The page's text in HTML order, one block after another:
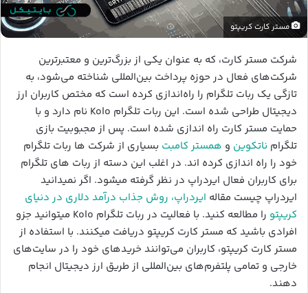
مستر کارت کریپتو
شرکت مستر کارت، که به عنوان یکی از بزرگ‌ترین و معتبرترین
شرکت‌های فعال در حوزه پرداخت بین‌المللی شناخته می‌شود، به
تازگی یک ربات تلگرام را راه‌اندازی کرده است که مختص کاربران ارز
دیجیتال طراحی شده است. این ربات تلگرام Kolo نام دارد و با
حمایت مستر کارت راه اندازی شده است. پس از مجبوبیت بازی
تلگرام ناتکوین و همستر کامبت بسیاری از شرکت ها ربات تلگرام
خود را راه اندازی کرده اند. در اغلب این دسته از ربات های تلگرام
برای کاربران فعال ایردراپ در نظر گرفته میشود. اگر نمیدانید
ایردراپ چیست مقاله ایردراپ، روش جذاب درآمد دلاری در دنیای
کریپتو
را مطالعه کنید. با فعالیت در ربات تلگرام Kolo میتوانید جزو
افرادی باشید که مستر کارت کریپتو دریافت میکنند. با استفاده از
مستر کارت کریپتو، کاربران می‌توانند خریدهای خود را در سایت‌های
خارجی و تمامی پلتفرم‌های بین‌المللی از طریق ارز دیجیتال انجام
دهند.